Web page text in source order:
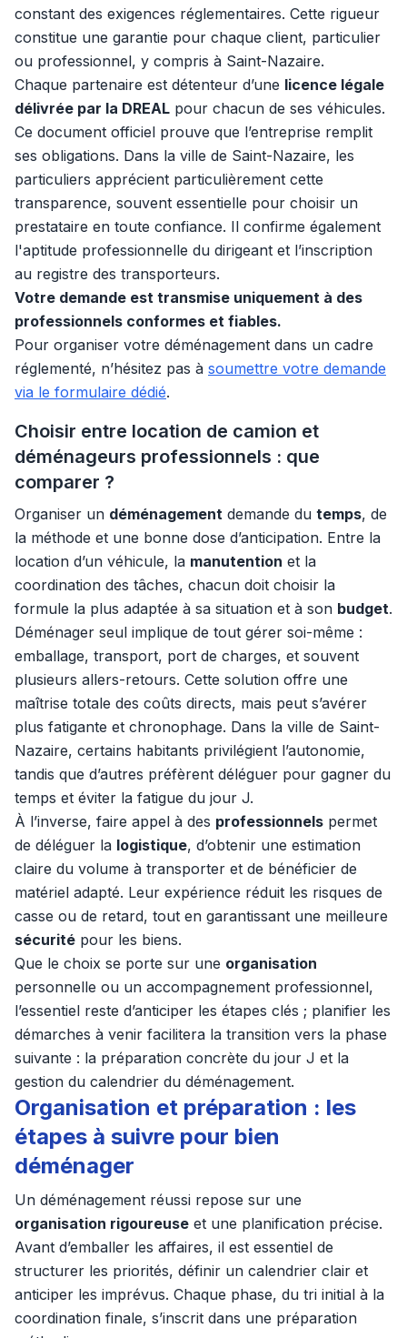
constant des exigences réglementaires. Cette rigueur
constitue une garantie pour chaque client, particulier
ou professionnel, y compris à Saint-Nazaire.
Chaque partenaire est détenteur d’une licence légale
délivrée par la DREAL pour chacun de ses véhicules.
Ce document officiel prouve que l’entreprise remplit
ses obligations. Dans la ville de Saint-Nazaire, les
particuliers apprécient particulièrement cette
transparence, souvent essentielle pour choisir un
prestataire en toute confiance. Il confirme également
l'aptitude professionnelle du dirigeant et l’inscription
au registre des transporteurs.
Votre demande est transmise uniquement à des
professionnels conformes et fiables.
Pour organiser votre déménagement dans un cadre
réglementé, n’hésitez pas à soumettre votre demande
via le formulaire dédié.
Choisir entre location de camion et
déménageurs professionnels : que
comparer ?
Organiser un déménagement demande du temps, de
la méthode et une bonne dose d’anticipation. Entre la
location d’un véhicule, la manutention et la
coordination des tâches, chacun doit choisir la
formule la plus adaptée à sa situation et à son budget.
Déménager seul implique de tout gérer soi-même :
emballage, transport, port de charges, et souvent
plusieurs allers-retours. Cette solution offre une
maîtrise totale des coûts directs, mais peut s’avérer
plus fatigante et chronophage. Dans la ville de Saint-
Nazaire, certains habitants privilégient l’autonomie,
tandis que d’autres préfèrent déléguer pour gagner du
temps et éviter la fatigue du jour J.
À l’inverse, faire appel à des professionnels permet
de déléguer la logistique, d’obtenir une estimation
claire du volume à transporter et de bénéficier de
matériel adapté. Leur expérience réduit les risques de
casse ou de retard, tout en garantissant une meilleure
sécurité pour les biens.
Que le choix se porte sur une organisation
personnelle ou un accompagnement professionnel,
l’essentiel reste d’anticiper les étapes clés ; planifier les
démarches à venir facilitera la transition vers la phase
suivante : la préparation concrète du jour J et la
gestion du calendrier du déménagement.
Organisation et préparation : les
étapes à suivre pour bien
déménager
Un déménagement réussi repose sur une
organisation rigoureuse et une planification précise.
Avant d’emballer les affaires, il est essentiel de
structurer les priorités, définir un calendrier clair et
anticiper les imprévus. Chaque phase, du tri initial à la
coordination finale, s’inscrit dans une préparation